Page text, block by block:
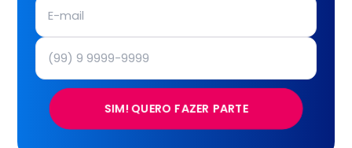
SIM! QUERO FAZER PARTE